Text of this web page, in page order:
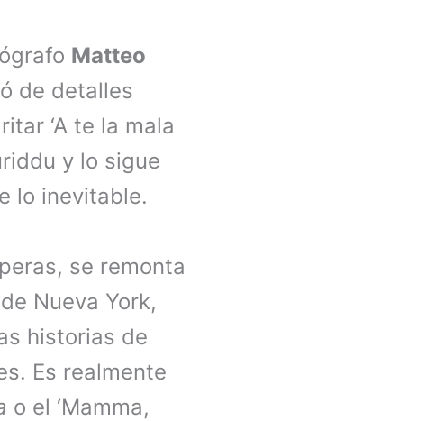
Matteo
de detalles
‘A te la mala
y lo sigue
lo inevitable.
se remonta
Nueva York,
historias de
Es realmente
o el ‘Mamma,